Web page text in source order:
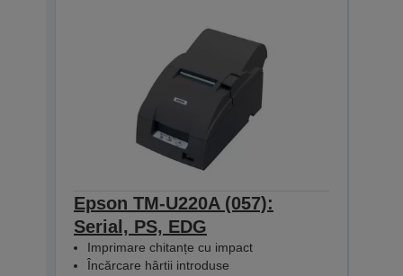
Epson TM-U220A (057):
Serial, PS, EDG
Imprimare chitanțe cu impact
Încărcare hârtii introduse